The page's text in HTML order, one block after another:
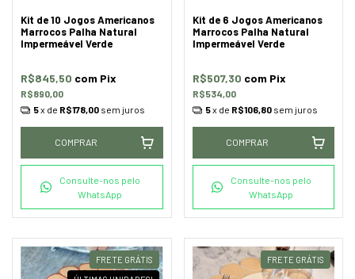
Kit de 10 Jogos Americanos
Marrocos Palha Natural
Impermeável Verde
R$890,00
R$845,50 com Pix
5x de R$178,00 sem juros
COMPRAR
Consulte-nos pelo
WhatsApp
Kit de 6 Jogos Americanos
Marrocos Palha Natural
Impermeável Verde
R$534,00
R$507,30 com Pix
5x de R$106,80 sem juros
COMPRAR
Consulte-nos pelo
WhatsApp
FRETE GRÁTIS
FRETE GRÁTIS